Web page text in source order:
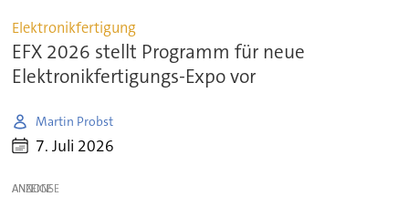
Elektronikfertigung
EFX 2026 stellt Programm für neue
Elektronikfertigungs-Expo vor
Martin Probst
7. Juli 2026
ANZEIGE